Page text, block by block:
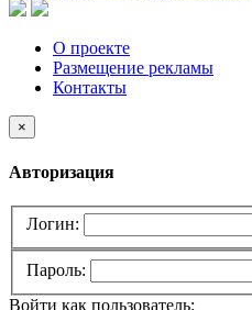
О проекте
Размещение рекламы
Контакты
×
Авторизация
Логин:
Пароль:
Войти как пользователь: